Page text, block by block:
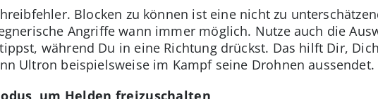
Blocken zu können ist eine nicht zu
Angriffe wann immer möglich. Nutze auch die
während Du in eine Richtung drückst. Das hilft Dir,
Ultron beispielsweise im Kampf seine Drohnen aussendet.
um Helden freizuschalten